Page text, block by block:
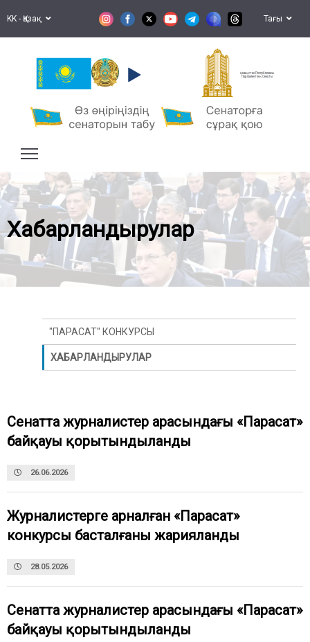
KK - Қазақ Тағы
Қазақстан Республикасы
Парламентінің Сенаты
Хабарландырулар
Сенатта журналистер арасындағы «Парасат»
байқауы қорытындыланды
26.06.2026
Журналистерге арналған «Парасат»
конкурсы басталғаны жарияланды
28.05.2026
Сенатта журналистер арасындағы «Парасат»
байқауы қорытындыланды
"ПАРАСАТ" КОНКУРСЫ
ХАБАРЛАНДЫРУЛАР